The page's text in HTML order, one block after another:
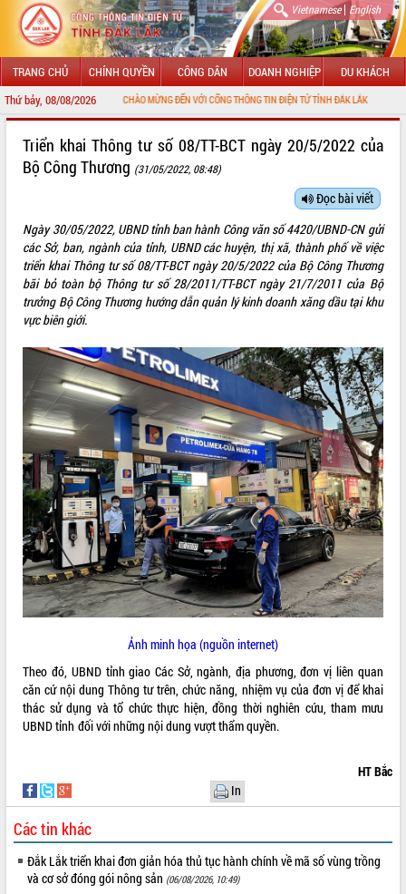
Vietnamese| English
TRANG CHỦ CHÍNH QUYỀN CÔNG DÂN DOANH NGHIỆP DU KHÁCH
Thứ bảy, 08/08/2026CHÀO MỪNG ĐẾN VỚI CỔNG THÔNG TIN ĐIỆN TỬ TỈNH ĐẮK LẮK
LÃNH ĐẠO UBND TỈNH
SỞ, BAN, NGÀNH
UBND CÁC XÃ, PHƯỜNG
THÔNG TIN CHỈ ĐẠO ĐIỀU HÀNH
HỆ THỐNG VĂN BẢN
VĂN BẢN HĐND TỈNH
ĐIỂM TIN VĂN BẢN
QUY HOẠCH - KẾ HOẠCH
VIDEO
Không có file video nào để phát.
Triển khai Thông tư số 08/TT-BCT ngày 20/5/2022 của
Bộ Công Thương (31/05/2022, 08:48)
Đọc bài viết
Ngày 30/05/2022, UBND tỉnh ban hành Công văn số 4420/UBND-CN gửi
các Sở, ban, ngành của tỉnh, UBND các huyện, thị xã, thành phố về việc
triển khai Thông tư số 08/TT-BCT ngày 20/5/2022 của Bộ Công Thương
bãi bỏ toàn bộ Thông tư số 28/2011/TT-BCT ngày 21/7/2011 của Bộ
trưởng Bộ Công Thương hướng dẫn quản lý kinh doanh xăng dầu tại khu
vực biên giới.
Ảnh minh họa (nguồn internet)
Theo đó, UBND tỉnh giao Các Sở, ngành, địa phương, đơn vị liên quan
căn cứ nội dung Thông tư trên, chức năng, nhiệm vụ của đơn vị để khai
thác sử dụng và tổ chức thực hiện, đồng thời nghiên cứu, tham mưu
UBND tỉnh đối với những nội dung vượt thẩm quyền.
HT Bắc
In
Các tin khác
Đắk Lắk triển khai đơn giản hóa thủ tục hành chính về mã số vùng trồng
và cơ sở đóng gói nông sản (06/08/2026, 10:49)